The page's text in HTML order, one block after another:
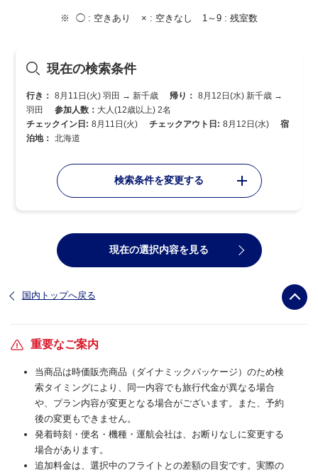
◯ : 空きあり × : 空きなし 1～9 : 残室数
現在の検索条件
行き： 8月11日(火) 羽田 → 新千歳 帰り： 8月12日(水) 新千歳 →
羽田
参加人数： 大人(12歳以上) 2名
チェックイン日: 8月11日(火) チェックアウト日: 8月12日(水)
宿
泊地： 北海道
検索条件を変更する
現在の選択内容を見る
国内トップへ戻る
重要なご案内
当商品は時価販売商品（ダイナミックパッケージ）のため検
索タイミングにより、同一内容でも旅行代金が異なる場合
や、プラン内容が変更となる場合がございます。また、予約
後の変更もできません。
発着時刻・便名・機種・運航会社は、お断りなしに変更する
場合があります。
追加料金は、選択中のフライトとの差額の目安です。実際の